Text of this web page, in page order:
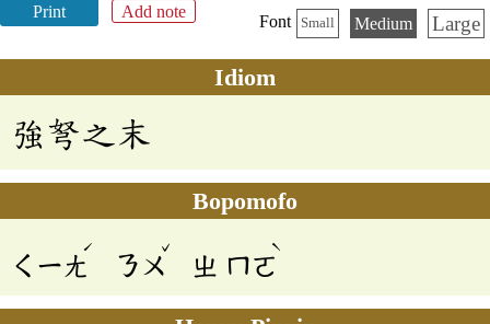
Print Add note
Font Small Medium Large
Idiom
強弩之末
Bopomofo
ㄑㄧㄤ
ˊ
ㄋㄨ
ˇ
ㄓ ㄇㄛ
ˋ